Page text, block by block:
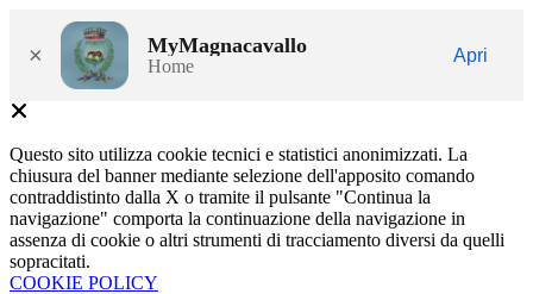
× MyMagnacavallo
Home
Apri
Questo sito utilizza cookie tecnici e statistici anonimizzati. La
chiusura del banner mediante selezione dell'apposito comando
contraddistinto dalla X o tramite il pulsante "Continua la
navigazione" comporta la continuazione della navigazione in
assenza di cookie o altri strumenti di tracciamento diversi da quelli
sopracitati.
COOKIE POLICY